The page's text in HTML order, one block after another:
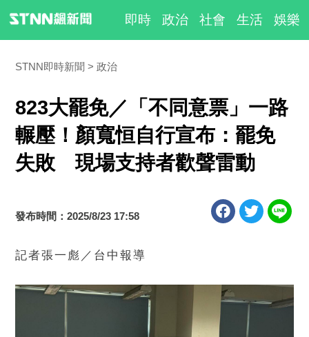
即時 政治 社會 生活 娛樂
STNN即時新聞 政治
823大罷免／「不同意票」一路
輾壓！顏寬恒自行宣布：罷免
失敗 現場支持者歡聲雷動
發布時間：2025/8/23 17:58
記者張一彪／台中報導